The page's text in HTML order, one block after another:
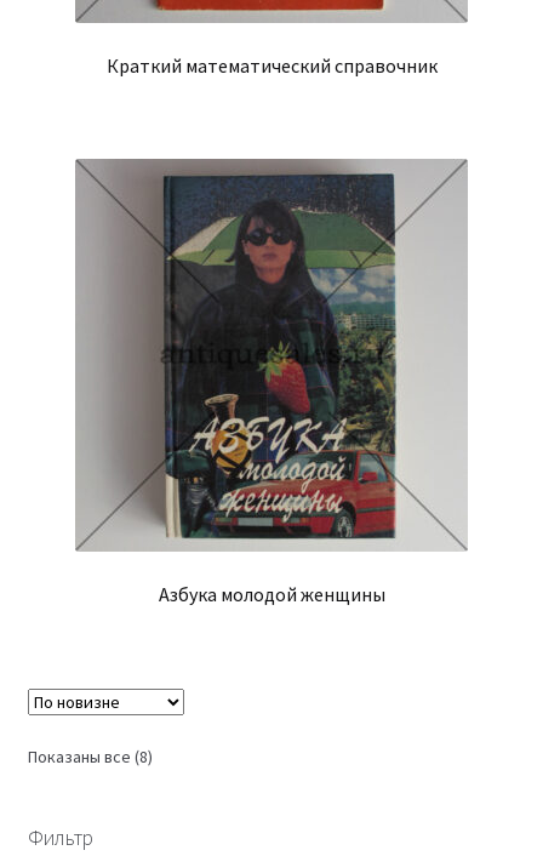
Краткий математический справочник
Азбука молодой женщины
Показаны все (8)Сортировка:
Фильтр